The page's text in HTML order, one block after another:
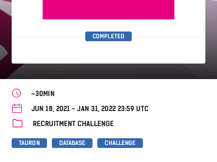
COMPLETED
~30MIN
JUN 18, 2021 - JAN 31, 2022 23:59 UTC
RECRUITMENT CHALLENGE
TAURON DATABASE CHALLENGE